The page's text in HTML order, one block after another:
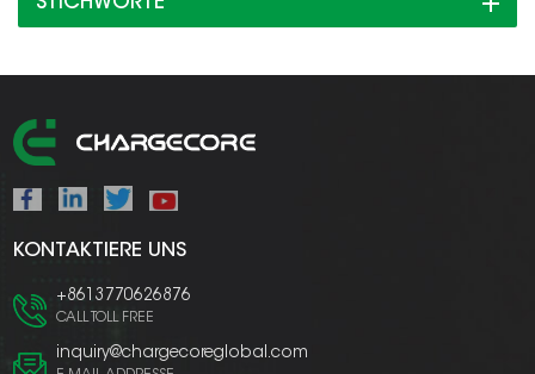
KONTAKTIERE UNS
+8613770626876
CALL TOLL FREE
inquiry@chargecoreglobal.com